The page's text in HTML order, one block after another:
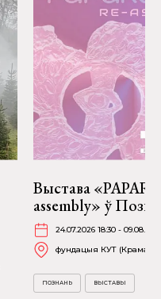
Выстава
assembly» ў
24.07.2026 18:30 -
фундацыя КУТ
ПОЗНАНЬ ВЫСТАВЫ